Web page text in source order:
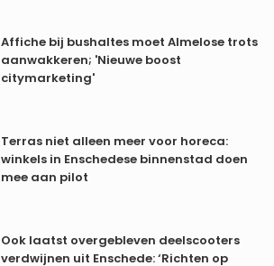
Affiche bij bushaltes moet Almelose trots
aanwakkeren; 'Nieuwe boost
citymarketing'
Terras niet alleen meer voor horeca:
winkels in Enschedese binnenstad doen
mee aan pilot
Ook laatst overgebleven deelscooters
verdwijnen uit Enschede: ‘Richten op